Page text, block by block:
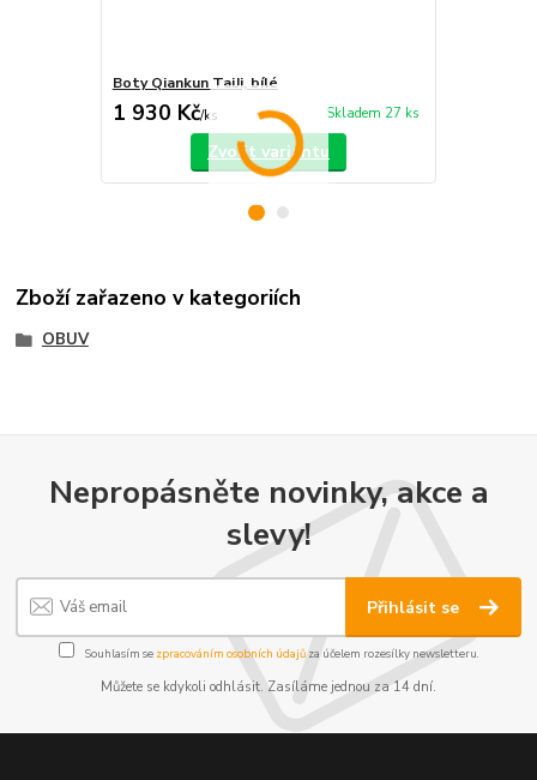
Boty Qiankun TaiJi, bílé
1 930 Kč/ks Skladem 27 ks
Zvolit variantu
Zboží zařazeno v kategoriích
OBUV
Nepropásněte novinky, akce a
slevy!
Přihlásit se
Souhlasím se zpracováním osobních údajůza účelem rozesílky newsletteru.
Můžete se kdykoli odhlásit. Zasíláme jednou za 14 dní.